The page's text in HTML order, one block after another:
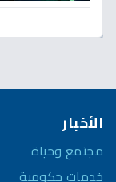
الأخبار
مجتمع وحياة
خدمات حكومية